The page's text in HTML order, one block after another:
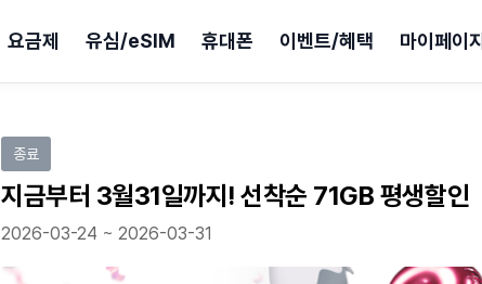
요금제 유심/eSIM 휴대폰 이벤트/혜택 마이페이지
종료
지금부터 3월31일까지! 선착순 71GB 평생할인
2026-03-24 ~ 2026-03-31